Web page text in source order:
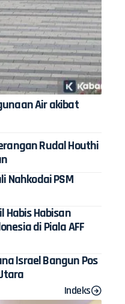
Air akibat
Rudal Houthi
Nahkodai PSM
Habis Habisan
di Piala AFF
Israel Bangun Pos
Indeks